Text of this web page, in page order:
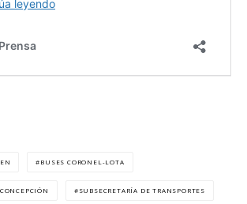
BUSES CORONEL-LOTA
SUBSECRETARÍA DE TRANSPORTES